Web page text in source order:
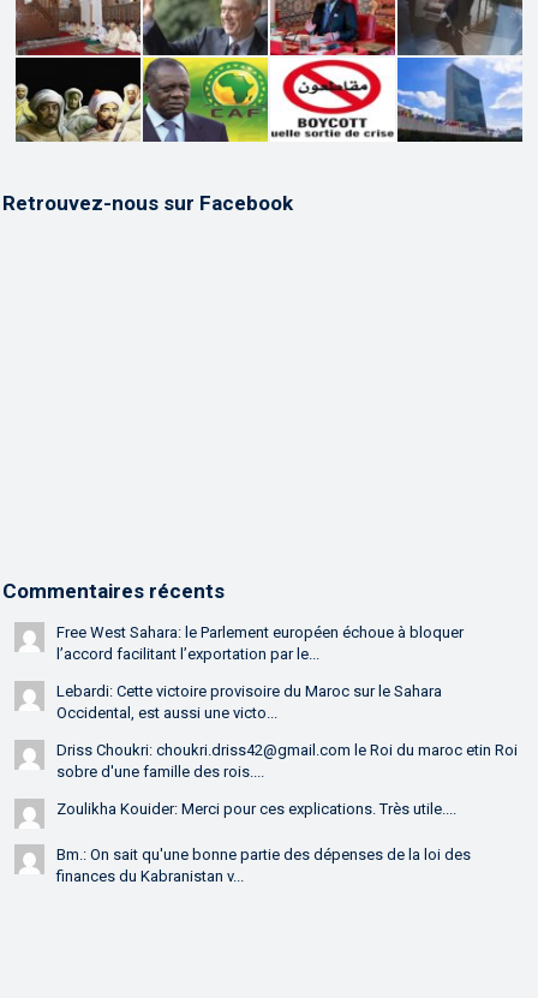
Retrouvez-nous sur Facebook
Commentaires récents
Free West Sahara: le Parlement européen échoue à bloquer
l’accord facilitant l’exportation par le...
Lebardi: Cette victoire provisoire du Maroc sur le Sahara
Occidental, est aussi une victo...
Driss Choukri: choukri.driss42@gmail.com le Roi du maroc etin Roi
sobre d'une famille des rois....
Zoulikha Kouider: Merci pour ces explications. Très utile....
Bm.: On sait qu'une bonne partie des dépenses de la loi des
finances du Kabranistan v...